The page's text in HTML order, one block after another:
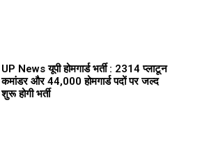
UP News यूपी होमगार्ड भर्ती : 2314 प्लाटून
कमांडर और 44,000 होमगार्ड पदों पर जल्द
शुरू होगी भर्ती